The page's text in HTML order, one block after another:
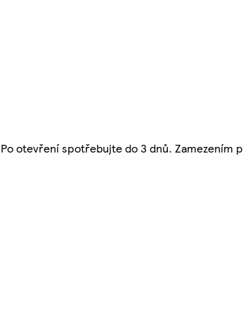
otevření spotřebujte do 3 dnů. Zamezením